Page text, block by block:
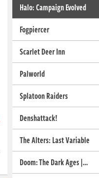
Halo: Campaign Evolved
Fogpiercer
Scarlet Deer Inn
Palworld
Splatoon Raiders
Denshattack!
The Alters: Last Variable
Doom: The Dark Ages |…